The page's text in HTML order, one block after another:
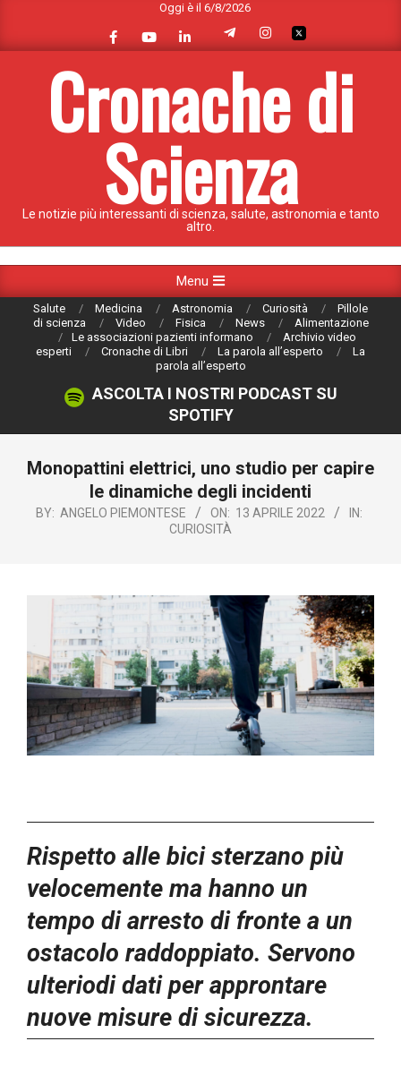
content
Oggi è il 6/8/2026
Cronache di
Scienza
Le notizie più interessanti di scienza, salute, astronomia e tanto
altro.
Navigation
Menu
Salute Medicina Astronomia Curiosità
Pillole
di scienza
Video Fisica News
Alimentazione
Le associazioni pazienti informano
Archivio video
esperti
Cronache di Libri La parola all’esperto
La
parola all’esperto
ASCOLTA I NOSTRI PODCAST SU
SPOTIFY
Monopattini elettrici, uno studio per capire
le dinamiche degli incidenti
BY: ANGELO PIEMONTESE ON: 13 APRILE 2022
IN:
CURIOSITÀ
Rispetto alle bici sterzano più
velocemente ma hanno un
tempo di arresto di fronte a un
ostacolo raddoppiato. Servono
ulteriodi dati per approntare
nuove misure di sicurezza.